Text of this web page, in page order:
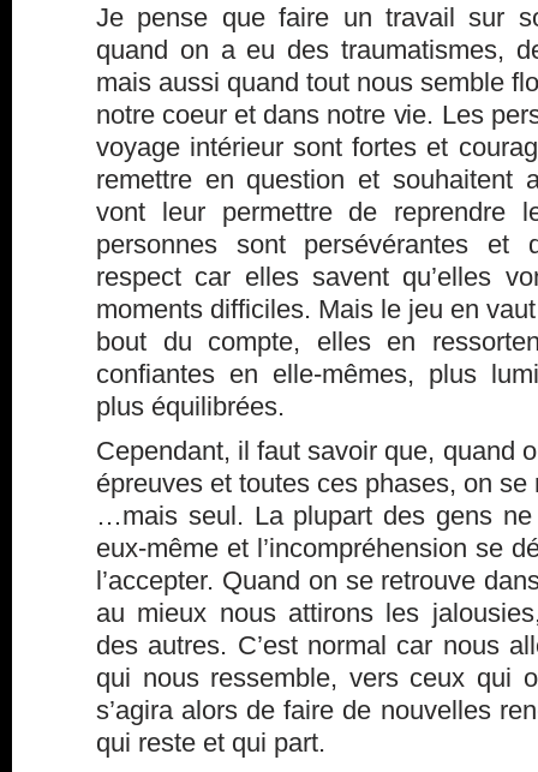
Je pense que faire un travail sur
quand on a eu des traumatismes,
mais aussi quand tout nous semble
notre coeur et dans notre vie. Les
voyage intérieur sont fortes et
remettre en question et souhaitent
vont leur permettre de reprendre
personnes sont persévérantes et
respect car elles savent qu’elles
moments difficiles. Mais le jeu en
bout du compte, elles en
confiantes en elle-mêmes, plus
plus équilibrées.
Cependant, il faut savoir que, quand
épreuves et toutes ces phases, on
…mais seul. La plupart des gens
eux-même et l’incompréhension se
l’accepter. Quand on se retrouve
au mieux nous attirons les
des autres. C’est normal car nous
qui nous ressemble, vers ceux qui
s’agira alors de faire de nouvelles
qui reste et qui part.